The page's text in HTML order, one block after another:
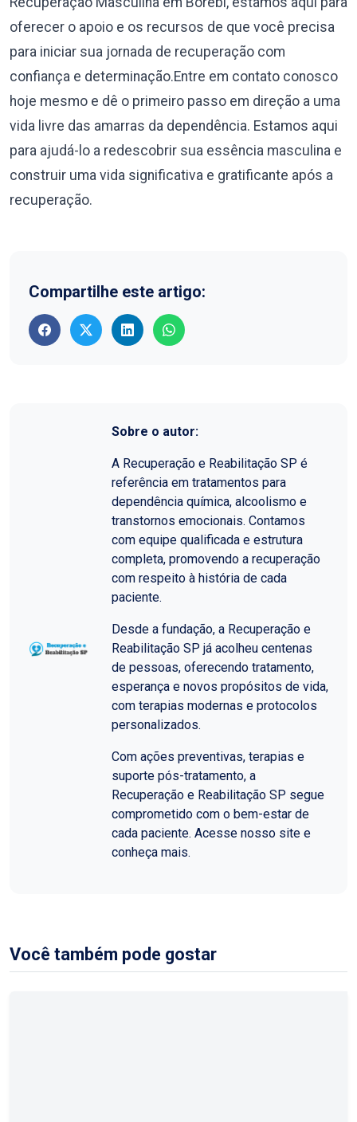
oferecer o apoio e os recursos de que você precisa
para iniciar sua jornada de recuperação com
confiança e determinação.Entre em contato conosco
hoje mesmo e dê o primeiro passo em direção a uma
vida livre das amarras da dependência. Estamos aqui
para ajudá-lo a redescobrir sua essência masculina e
construir uma vida significativa e gratificante após a
recuperação.
Compartilhe este artigo:
Sobre o autor:
A Recuperação e Reabilitação SP é
referência em tratamentos para
dependência química, alcoolismo e
transtornos emocionais. Contamos
com equipe qualificada e estrutura
completa, promovendo a recuperação
com respeito à história de cada
paciente.
Desde a fundação, a Recuperação e
Reabilitação SP já acolheu centenas
de pessoas, oferecendo tratamento,
esperança e novos propósitos de vida,
com terapias modernas e protocolos
personalizados.
Com ações preventivas, terapias e
suporte pós-tratamento, a
Recuperação e Reabilitação SP segue
comprometido com o bem-estar de
cada paciente. Acesse nosso site e
conheça mais.
Você também pode gostar